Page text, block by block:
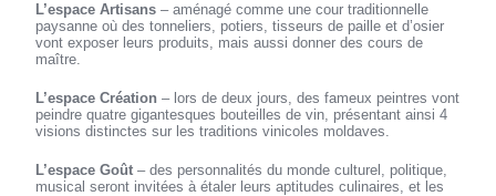
L’espace Artisans – aménagé comme une cour traditionnelle
paysanne où des tonneliers, potiers, tisseurs de paille et d’osier
vont exposer leurs produits, mais aussi donner des cours de
maître.
L’espace Création – lors de deux jours, des fameux peintres vont
peindre quatre gigantesques bouteilles de vin, présentant ainsi 4
visions distinctes sur les traditions vinicoles moldaves.
L’espace Goût – des personnalités du monde culturel, politique,
musical seront invitées à étaler leurs aptitudes culinaires, et les